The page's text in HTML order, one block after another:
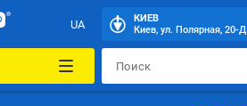
UA
КИЕВ
Киев, ул. Полярная, 20-Д